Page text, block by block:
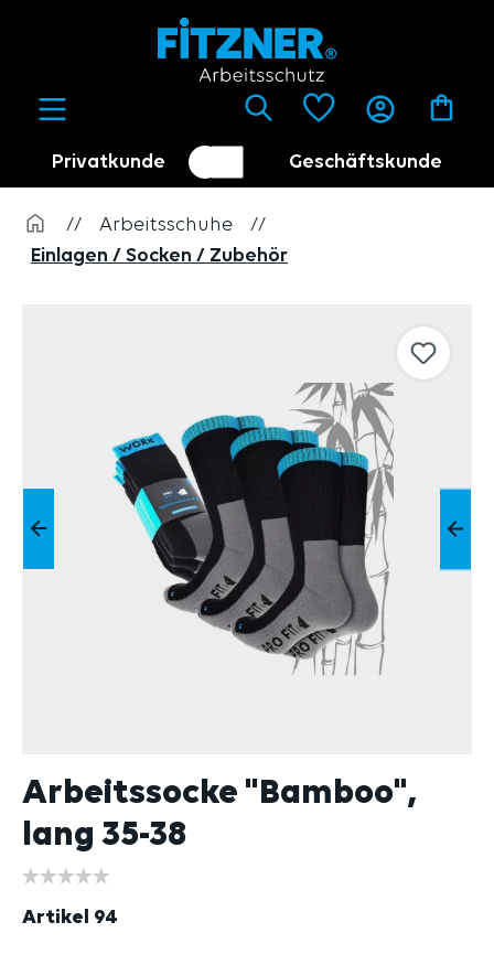
Privatkunde
Kundenumschalter
Geschäftskunde
Händler
// Arbeitsschuhe
//
Einlagen / Socken / Zubehör
Arbeitssocke "Bamboo",
lang 35-38
Artikel 94